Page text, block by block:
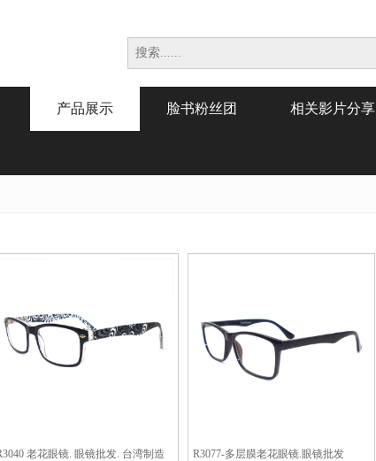
产品展示 脸书粉丝团 相关影片分享
老花眼镜. 眼镜批发. 台湾制造 R3077-多层膜老花眼镜.眼镜批发